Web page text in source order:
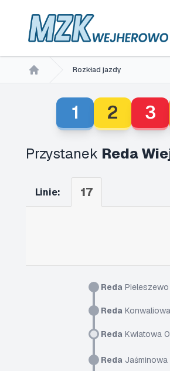
Rozkład jazdy
1 2 3
Przystanek Reda
Linie: 17
Reda
Reda
Reda Kwiatowa
Reda